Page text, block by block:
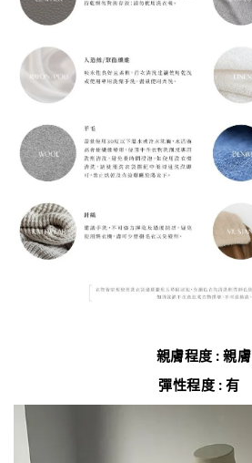
親膚程度 : 親膚
彈性程度 : 有